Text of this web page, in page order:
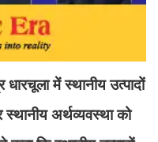
में स्थानीय उत्पादों
स्थानीय अर्थव्यवस्था को